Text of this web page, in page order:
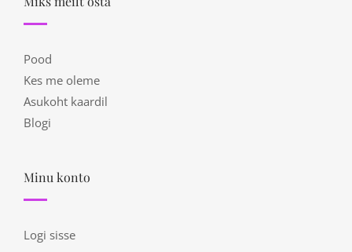
Pood
Kes me oleme
Asukoht kaardil
Blogi
Minu konto
Logi sisse